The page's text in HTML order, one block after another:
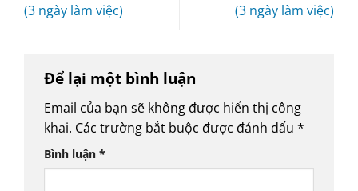
(3 ngày làm việc)
(3 ngày làm việc)
Để lại một bình luận
Email của bạn sẽ không được hiển thị công
khai. Các trường bắt buộc được đánh dấu *
Bình luận *